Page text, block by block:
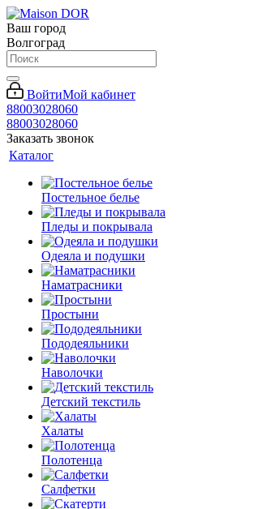
Ваш город
Волгоград
ВойтиМой кабинет
88003028060
88003028060
Заказать звонок
Каталог
Постельное белье
Пледы и покрывала
Одеяла и подушки
Наматрасники
Простыни
Пододеяльники
Наволочки
Детский текстиль
Халаты
Полотенца
Салфетки